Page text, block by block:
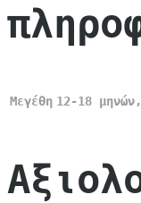
Μεγέθη 12-18